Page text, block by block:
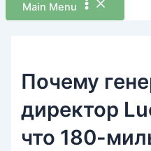
Main Menu
Почему
директор
что 180-